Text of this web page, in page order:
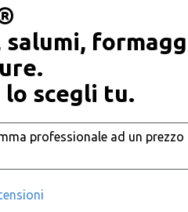
salumi,
lo scegli tu.
professionale ad un prezzo